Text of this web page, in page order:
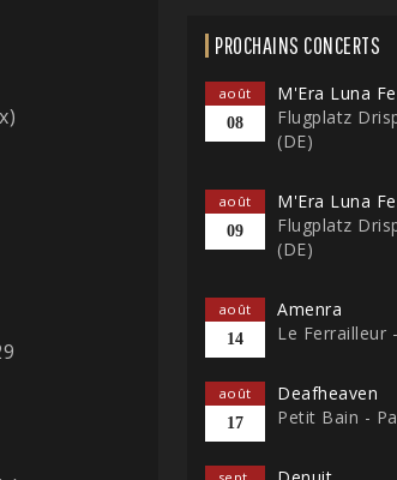
PROCHAINS CONCERTS
août
08
M'Era Luna
Flugplatz
(DE)
août
09
M'Era Luna
Flugplatz
(DE)
août
14
Amenra
Le Ferrailleur
août
17
Deafheaven
Petit Bain -